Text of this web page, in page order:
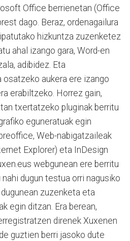
Office berrienetan (Office
dago. Beraz, ordenagailura
hizkuntza zuzenketez
ahal izango gara, Word-en
adibidez. Eta
aukera ere izango
erabiltzeko. Horrez gain,
txertatzeko pluginak berritu
eguneratuak egin
Web-nabigatzaileak
Explorer) eta InDesign
webgunean ere berritu
dugun testua orri nagusiko
zuzenketa eta
egin ditzan. Era berean,
direnek Xuxenen
guztien berri jasoko dute